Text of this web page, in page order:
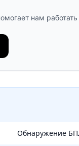
нам
Обнаружение